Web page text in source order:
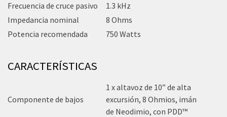
Frecuencia de cruce pasivo
1.3 kHz
Impedancia nominal
8 Ohms
Potencia recomendada
750 Watts
CARACTERÍSTICAS
Componente de bajos
1 x altavoz de 10” de alta
excursión, 8 Ohmios, imán
de Neodimio, con PDD™